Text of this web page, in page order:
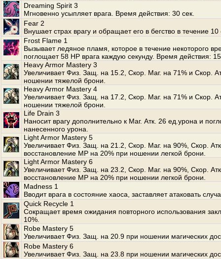
Dreaming Spirit 3
Мгновенно усыпляет врага. Время действия: 30 сек.
Fear 2
Внушает страх врагу и обращает его в бегство в течение 10
Frost Flame 1
Вызывает ледяное пламя, которое в течение некоторого
поглощает 58 HP врага каждую секунду. Время действия:
Heavy Armor Mastery 3
Увеличивает Физ. Защ. на 15.2, Скор. Маг. на 71% и Скор.
ношении тяжелой брони.
Heavy Armor Mastery 4
Увеличивает Физ. Защ. на 17.2, Скор. Маг. на 71% и Скор.
ношении тяжелой брони.
Life Drain 3
Наносит врагу дополнительно к Маг. Атк. 26 ед.урона и
нанесенного урона.
Light Armor Mastery 5
Увеличивает Физ. Защ. на 21.2, Скор. Маг. на 90%, Скор.
восстановление MP на 20% при ношении легкой брони.
Light Armor Mastery 6
Увеличивает Физ. Защ. на 23.2, Скор. Маг. на 90%, Скор.
восстановление MP на 20% при ношении легкой брони.
Madness 1
Вводит врага в состояние хаоса, заставляет атаковать
Quick Recycle 1
Сокращает время ожидания повторного использования
10%.
Robe Mastery 5
Увеличивает Физ. Защ. на 20.9 при ношении магических
Robe Mastery 6
Увеличивает Физ. Защ. на 23.8 при ношении магических